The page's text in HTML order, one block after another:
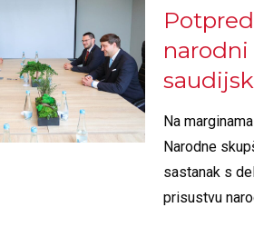
Na
Narodne
sastanak s
prisustvu